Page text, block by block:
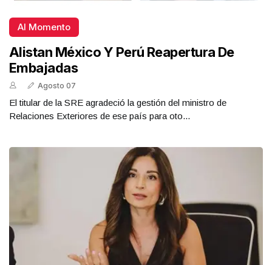
Al Momento
Alistan México Y Perú Reapertura De
Embajadas
Agosto 07
El titular de la SRE agradeció la gestión del ministro de
Relaciones Exteriores de ese país para oto...